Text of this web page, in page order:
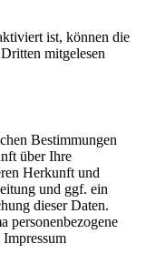
ist, können die
mitgelesen
Bestimmungen
über Ihre
Herkunft und
und ggf. ein
dieser Daten.
personenbezogene